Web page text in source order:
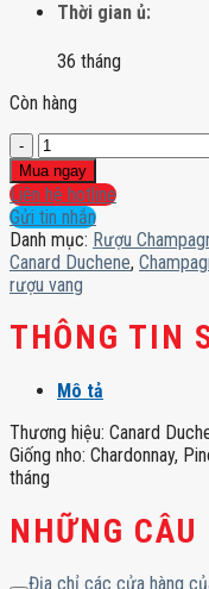
Thời gian ủ:
36 tháng
Còn hàng
Champagne
Canard
Duchene
Cuvee
Leonie
Brut
số
lượng
Mua ngay
Liên hệ hotline
Gửi tin nhắn
Danh mục: Rượu
Canard Duchene,
rượu vang
THÔNG TIN
Mô tả
Thương hiệu: Canard
Giống nho: Chardonnay,
tháng
NHỮNG
Địa chỉ các cửa hàng